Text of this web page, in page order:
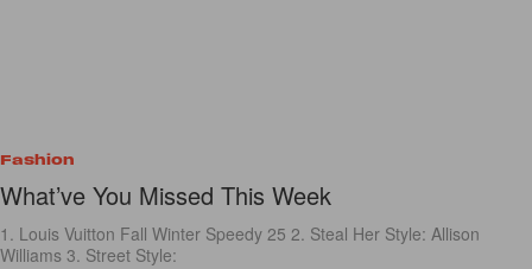
Fashion
What’ve You Missed This Week
1. Louis Vuitton Fall Winter Speedy 25 2. Steal Her Style: Allison
Williams 3. Street Style: